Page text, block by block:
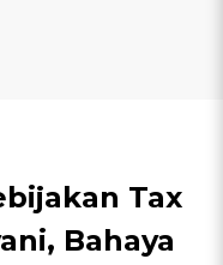
Tax
Bahaya